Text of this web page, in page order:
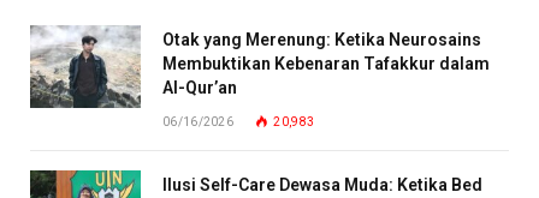
Otak yang Merenung: Ketika Neurosains
Membuktikan Kebenaran Tafakkur dalam
Al-Qur’an
06/16/2026 20,983
Ilusi Self-Care Dewasa Muda: Ketika Bed